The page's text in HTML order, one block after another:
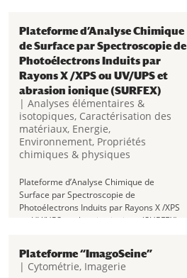
Plateforme d’Analyse Chimique
de Surface par Spectroscopie de
Photoélectrons Induits par
Rayons X /XPS ou UV/UPS et
abrasion ionique (SURFEX)
| Analyses élémentaires &
isotopiques, Caractérisation des
matériaux, Energie,
Environnement, Propriétés
chimiques & physiques
Plateforme d’Analyse Chimique de
Surface par Spectroscopie de
Photoélectrons Induits par Rayons X /XPS
ou UV/UPS et abrasion ionique (SURFEX)
photoélectrons induits par Rayons X ou
Ultra-violets et...
Plateforme “ImagoSeine”
| Cytométrie, Imagerie